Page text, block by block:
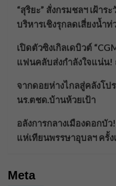
“สุริยะ” สั่งกรมชลฯ เฝ้า
บริหารเชิงรุกลดเสี่ยงน้ำท่
เปิดตัวซิงเกิลเดบิวต์
แฟนคลับส่งกำลังใจแน่น!
จากดอยห่างไกลสู่คลังโ
นร.ตชด.บ้านห้วยเป้า
อลังการกลางเมืองดอกบั
แห่เทียนพรรษาอุบลฯ ครั้
Meta